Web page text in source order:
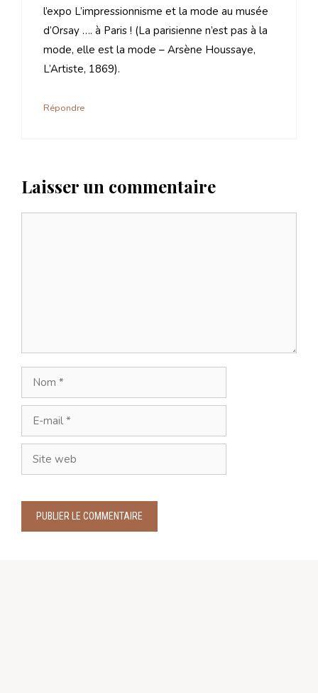
l’expo L’impressionnisme et la mode au musée
d’Orsay …. à Paris ! (La parisienne n’est pas à la
mode, elle est la mode – Arsène Houssaye,
L’Artiste, 1869).
Répondre
Laisser un commentaire
Nom
mail
Site
web